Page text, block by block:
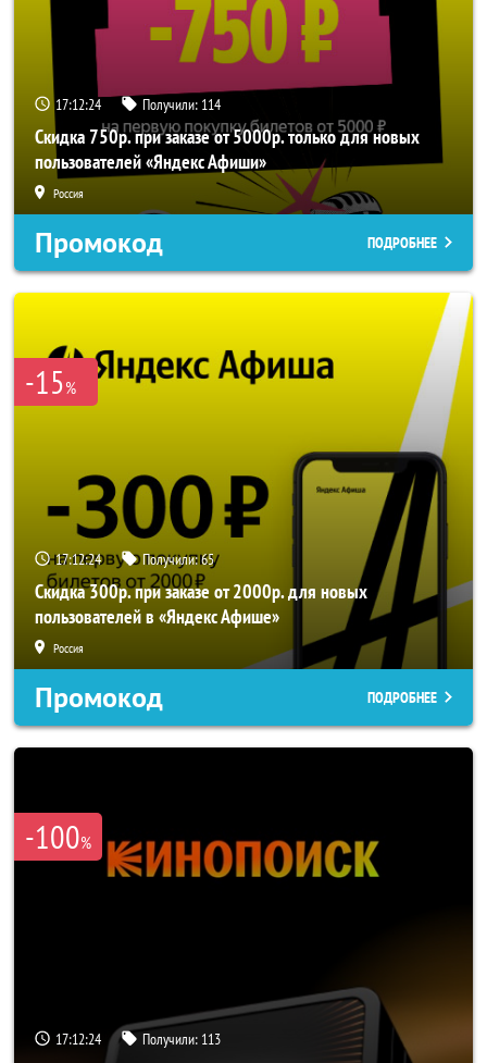
17:12:24 Получили: 114
Скидка 750р. при заказе от 5000р. только для новых
пользователей «Яндекс Афиши»
Россия
Промокод ПОДРОБНЕЕ
-15%
17:12:24 Получили:65
Скидка 300р. при заказе от 2000р. для новых
пользователей в «Яндекс Афише»
Россия
Промокод ПОДРОБНЕЕ
-100%
17:12:24 Получили: 113